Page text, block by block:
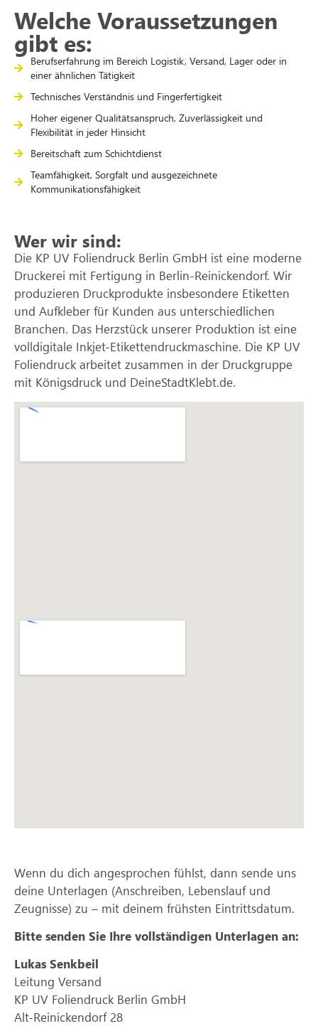
Welche Voraussetzungen
gibt es:
Berufserfahrung im Bereich Logistik, Versand, Lager oder in
einer ähnlichen Tätigkeit
Technisches Verständnis und Fingerfertigkeit
Hoher eigener Qualitätsanspruch, Zuverlässigkeit und
Flexibilität in jeder Hinsicht
Bereitschaft zum Schichtdienst
Teamfähigkeit, Sorgfalt und ausgezeichnete
Kommunikationsfähigkeit
Wer wir sind:
Die KP UV Foliendruck Berlin GmbH ist eine moderne
Druckerei mit Fertigung in Berlin-Reinickendorf. Wir
produzieren Druckprodukte insbesondere Etiketten
und Aufkleber für Kunden aus unterschiedlichen
Branchen. Das Herzstück unserer Produktion ist eine
volldigitale Inkjet-Etikettendruckmaschine. Die KP UV
Foliendruck arbeitet zusammen in der Druckgruppe
mit Königsdruck und DeineStadtKlebt.de.
Wenn du dich angesprochen fühlst, dann sende uns
deine Unterlagen (Anschreiben, Lebenslauf und
Zeugnisse) zu – mit deinem frühsten Eintrittsdatum.
Bitte senden Sie Ihre vollständigen Unterlagen an:
Lukas Senkbeil
Leitung Versand
KP UV Foliendruck Berlin GmbH
Alt-Reinickendorf 28